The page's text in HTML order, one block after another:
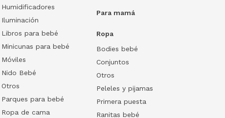
Humidificadores
Iluminación
Libros para bebé
Minicunas para bebé
Móviles
Nido Bebé
Otros
Parques para bebé
Ropa de cama
Para mamá
Ropa
Bodies bebé
Conjuntos
Otros
Peleles y pijamas
Primera puesta
Ranitas bebé